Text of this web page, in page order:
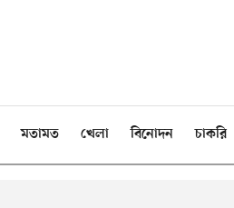
মতামত খেলা বিনোদন চাকরি